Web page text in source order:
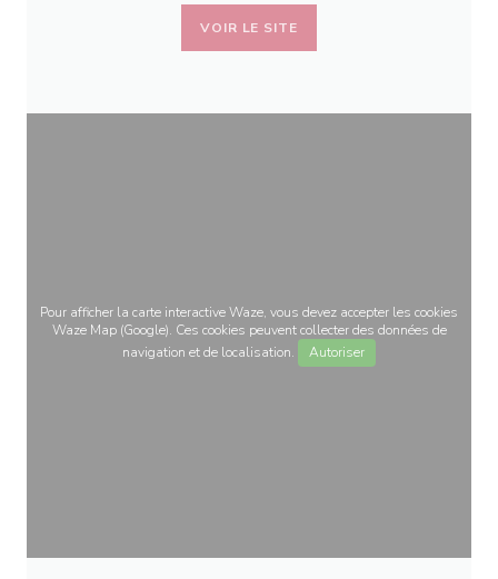
VOIR LE SITE
Pour afficher la carte interactive Waze, vous devez accepter les cookies
Waze Map (Google). Ces cookies peuvent collecter des données de
navigation et de localisation.
Autoriser